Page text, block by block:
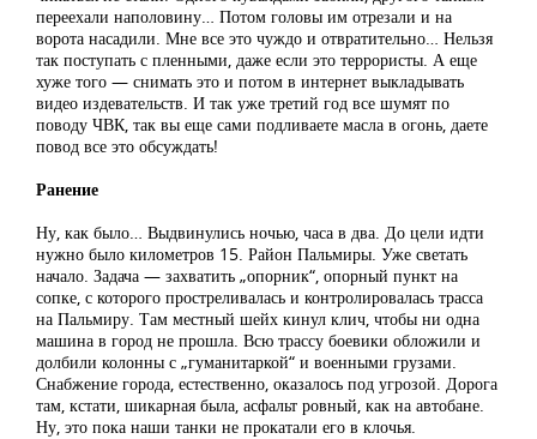
переехали наполовину… Потом головы им отрезали и на
ворота насадили. Мне все это чуждо и отвратительно… Нельзя
так поступать с пленными, даже если это террористы. А еще
хуже того — снимать это и потом в интернет выкладывать
видео издевательств. И так уже третий год все шумят по
поводу ЧВК, так вы еще сами подливаете масла в огонь, даете
повод все это обсуждать!
Ранение
Ну, как было… Выдвинулись ночью, часа в два. До цели идти
нужно было километров 15. Район Пальмиры. Уже светать
начало. Задача — захватить „опорник“, опорный пункт на
сопке, с которого простреливалась и контролировалась трасса
на Пальмиру. Там местный шейх кинул клич, чтобы ни одна
машина в город не прошла. Всю трассу боевики обложили и
долбили колонны с „гуманитаркой“ и военными грузами.
Снабжение города, естественно, оказалось под угрозой. Дорога
там, кстати, шикарная была, асфальт ровный, как на автобане.
Ну, это пока наши танки не прокатали его в клочья.